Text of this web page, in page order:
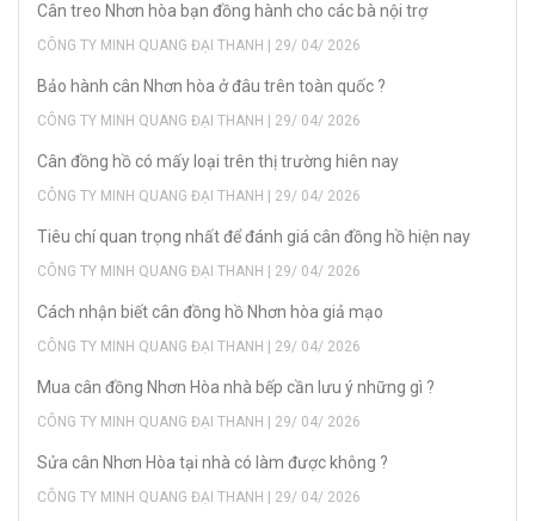
Cân treo Nhơn hòa bạn đồng hành cho các bà nội trợ
CÔNG TY MINH QUANG ĐẠI THANH | 29/ 04/ 2026
Bảo hành cân Nhơn hòa ở đâu trên toàn quốc ?
CÔNG TY MINH QUANG ĐẠI THANH | 29/ 04/ 2026
Cân đồng hồ có mấy loại trên thị trường hiên nay
CÔNG TY MINH QUANG ĐẠI THANH | 29/ 04/ 2026
Tiêu chí quan trọng nhất để đánh giá cân đồng hồ hiện nay
CÔNG TY MINH QUANG ĐẠI THANH | 29/ 04/ 2026
Cách nhận biết cân đồng hồ Nhơn hòa giả mạo
CÔNG TY MINH QUANG ĐẠI THANH | 29/ 04/ 2026
Mua cân đồng Nhơn Hòa nhà bếp cần lưu ý những gì ?
CÔNG TY MINH QUANG ĐẠI THANH | 29/ 04/ 2026
Sửa cân Nhơn Hòa tại nhà có làm được không ?
CÔNG TY MINH QUANG ĐẠI THANH | 29/ 04/ 2026